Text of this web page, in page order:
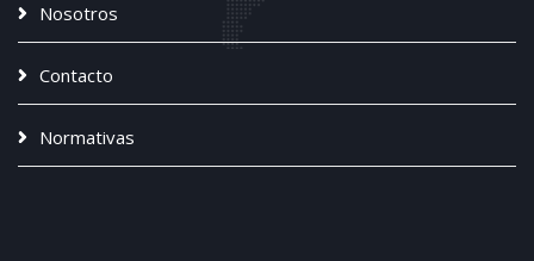
Nosotros
Contacto
Normativas